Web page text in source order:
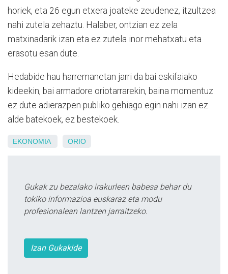
horiek, eta 26 egun etxera joateke zeudenez, itzultzea
nahi zutela zehaztu. Halaber, ontzian ez zela
matxinadarik izan eta ez zutela inor mehatxatu eta
erasotu esan dute.
Hedabide hau harremanetan jarri da bai eskifaiako
kideekin, bai armadore oriotarrarekin, baina momentuz
ez dute adierazpen publiko gehiago egin nahi izan ez
alde batekoek, ez bestekoek.
EKONOMIA ORIO
Gukak zu bezalako irakurleen babesa behar du
tokiko informazioa euskaraz eta modu
profesionalean lantzen jarraitzeko.
Izan Gukakide